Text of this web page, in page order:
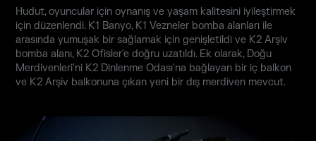
Hudut, oyuncular için oynanış ve yaşam kalitesini iyileştirmek
için düzenlendi. K1 Banyo, K1 Vezneler bomba alanları ile
arasında yumuşak bir sağlamak için genişletildi ve K2 Arşiv
bomba alanı, K2 Ofisler'e doğru uzatıldı. Ek olarak, Doğu
Merdivenleri'ni K2 Dinlenme Odası'na bağlayan bir iç balkon
ve K2 Arşiv balkonuna çıkan yeni bir dış merdiven mevcut.